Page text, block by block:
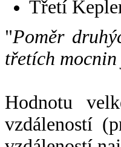
Třetí
"Poměr
třetích
Hodnotu
vzdáleností